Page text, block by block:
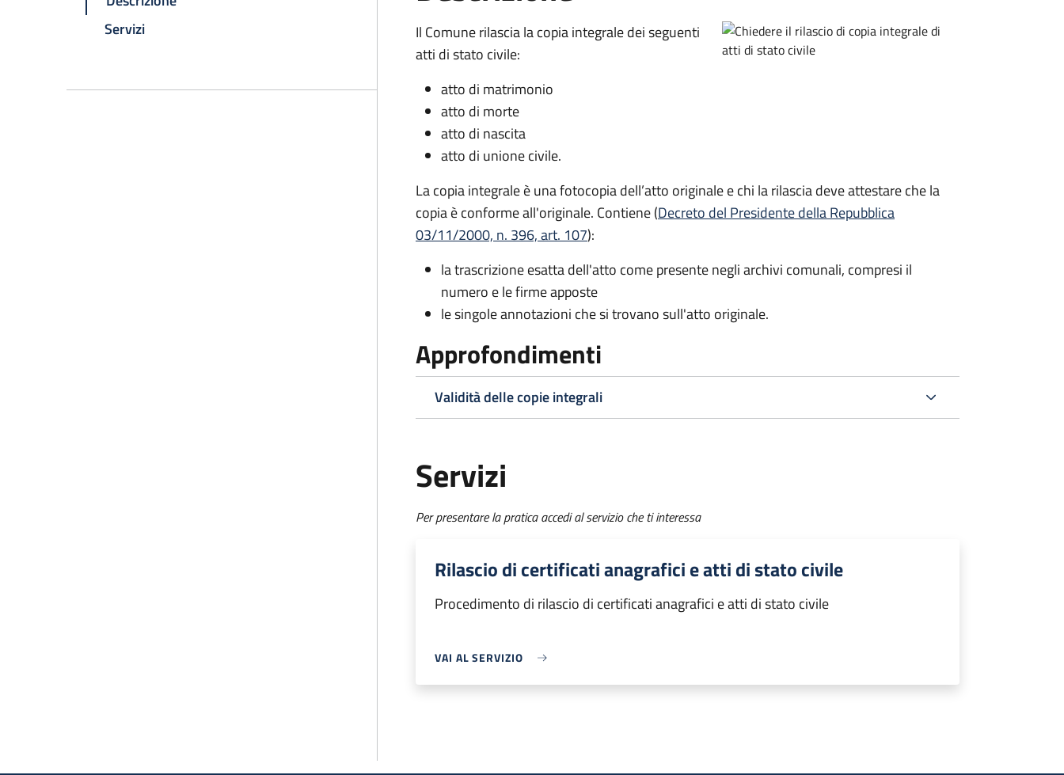
Servizi
Il Comune rilascia la copia integrale dei seguenti
atti di stato civile:
atto di matrimonio
atto di morte
atto di nascita
atto di unione civile.
La copia integrale è una fotocopia dell’atto originale e chi la rilascia deve attestare che la
copia è conforme all'originale. Contiene (Decreto del Presidente della Repubblica
03/11/2000, n. 396, art. 107):
la trascrizione esatta dell'atto come presente negli archivi comunali, compresi il
numero e le firme apposte
le singole annotazioni che si trovano sull'atto originale.
Approfondimenti
Validità delle copie integrali
Servizi
Per presentare la pratica accedi al servizio che ti interessa
Rilascio di certificati anagrafici e atti di stato civile
Procedimento di rilascio di certificati anagrafici e atti di stato civile
VAI AL SERVIZIO